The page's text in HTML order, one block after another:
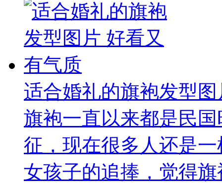
适合婚礼的旗袍发型
旗袍一直以来都是民
征，现在很多人还是
女孩子的追捧，觉得